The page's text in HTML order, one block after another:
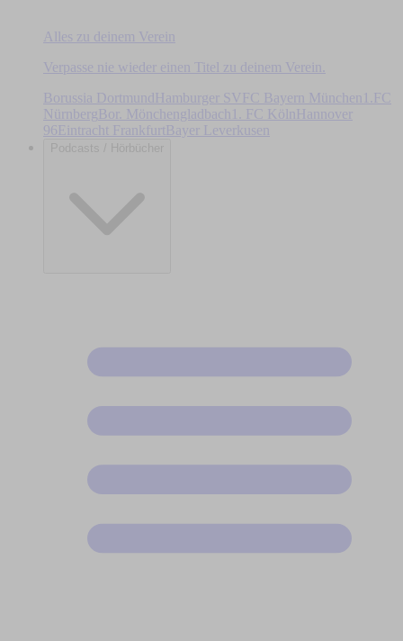
Alles zu deinem Verein
Verpasse nie wieder einen Titel zu deinem Verein.
Borussia DortmundHamburger SV FC Bayern München
1.FC
Nürnberg Bor. Mönchengladbach 1. FC Köln
Hannover
96Eintracht Frankfurt Bayer Leverkusen
Podcasts / Hörbücher